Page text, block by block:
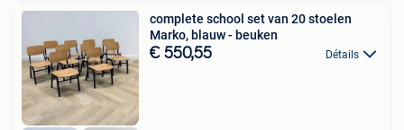
complete school set van 20 stoelen
Marko, blauw - beuken
€ 550,55 Détails